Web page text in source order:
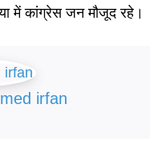
में कांग्रेस जन मौजूद रहे।
irfan